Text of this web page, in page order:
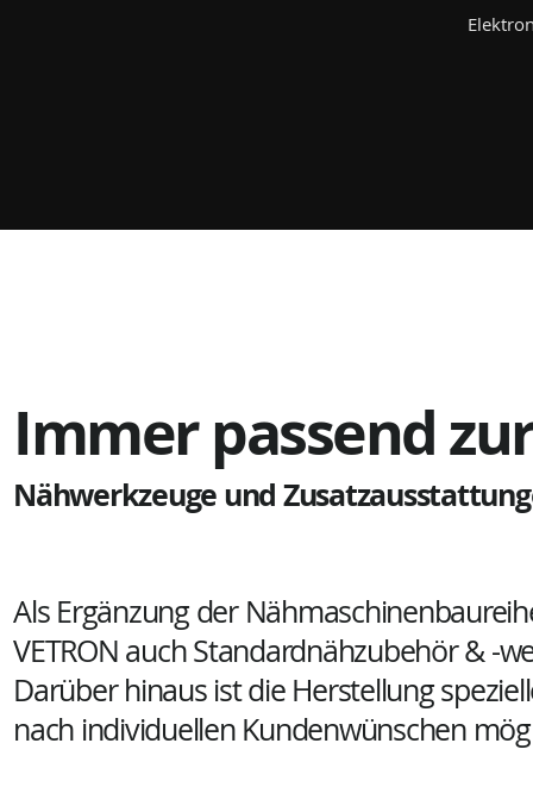
Immer passend
Nähwerkzeuge und
Als Ergänzung der
VETRON auch Standardnähzubehör & -
Darüber hinaus ist die Herstellung
nach individuellen Kundenwünschen